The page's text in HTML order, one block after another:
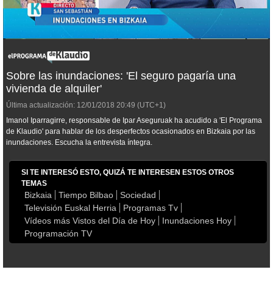
Sobre las inundaciones: 'El seguro pagaría una
vivienda de alquiler'
Última actualización: 12/01/2018 20:49 (UTC+1)
Imanol Iparragirre, responsable de Ipar Aseguruak ha acudido a 'El Programa
de Klaudio' para hablar de los desperfectos ocasionados en Bizkaia por las
inundaciones. Escucha la entrevista íntegra.
SI TE INTERESÓ ESTO, QUIZÁ TE INTERESEN ESTOS OTROS
TEMAS
Bizkaia Tiempo Bilbao
Sociedad
Televisión Euskal Herria
Programas Tv
Vídeos más Vistos del Día de Hoy
Inundaciones Hoy
Programación TV